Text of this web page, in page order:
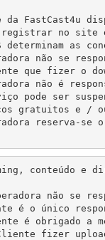
FastCast4u
no site
determinam as
não se
que fizer o
não é
pode ser
gratuitos e /
reserva-se
conteúdo e
não se
é o único
é obrigado a
fizer